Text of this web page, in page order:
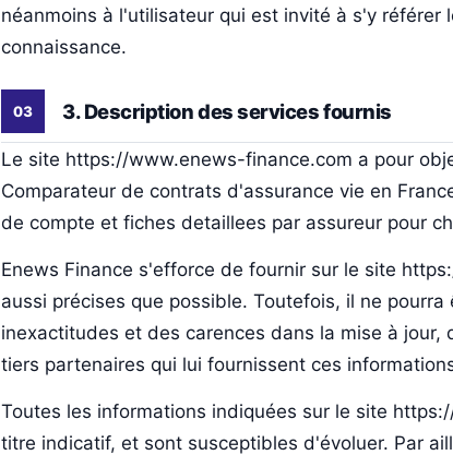
néanmoins à l'utilisateur qui est invité à s'y
connaissance.
3. Description des services fournis
Le site https://www.enews-finance.com a pour
Comparateur de contrats d'assurance vie en
de compte et fiches detaillees par assureur pour
Enews Finance s'efforce de fournir sur le site
aussi précises que possible. Toutefois, il ne
inexactitudes et des carences dans la mise à
tiers partenaires qui lui fournissent ces
Toutes les informations indiquées sur le site
titre indicatif, et sont susceptibles d'évoluer. Par